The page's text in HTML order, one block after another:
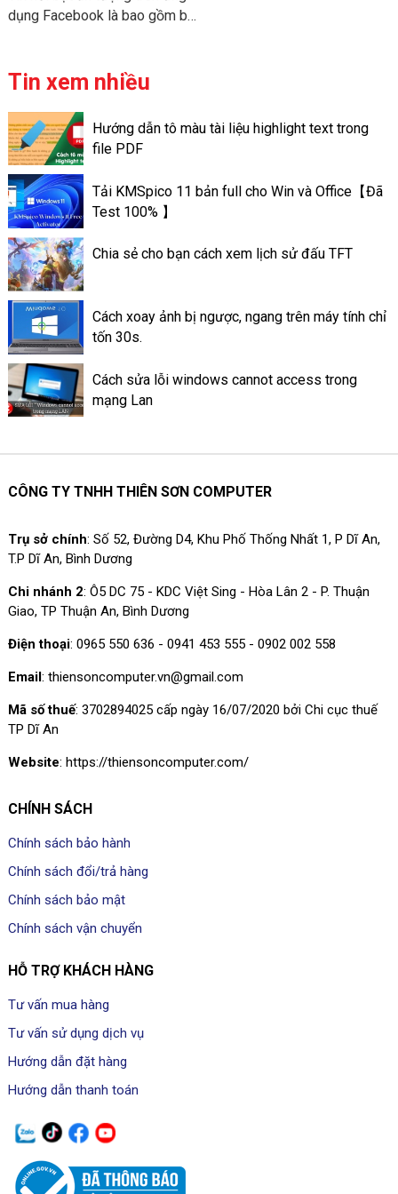
video đa nền tảng nhé!
dụng Facebook là bao gồm bộ
động lưu trữ ngay cả ở trên
với ứng dụng Story Facebook
là chỉ có lưu giữ trong thời
gian nhất định nào đó. Chỉ là
trong vòng 24h. Các tin nổi bật
ấn tượng trên Facebook lại có
thể lưu trữ lâu dài, đến lúc bạn
xóa đi. Cách làm Thao tác tạo
tin nổi bật trên ứng dụng
Facebook là làm như thế nào?
Tin xem nhiều
Hướng dẫn tô màu tài liệu highlight text trong
file PDF
Tải KMSpico 11 bản full cho Win và Office【Đã
Test 100% 】
Chia sẻ cho bạn cách xem lịch sử đấu TFT
Cách xoay ảnh bị ngược, ngang trên máy tính chỉ
tốn 30s.
Cách sửa lỗi windows cannot access trong
mạng Lan
CÔNG TY TNHH THIÊN SƠN COMPUTER
Trụ sở chính: Số 52, Đường D4, Khu Phố Thống Nhất 1, P Dĩ An,
T.P Dĩ An, Bình Dương
Chi nhánh 2: Ô5 DC 75 - KDC Việt Sing - Hòa Lân 2 - P. Thuận
Giao, TP Thuận An, Bình Dương
Điện thoại: 0965 550 636 - 0941 453 555 - 0902 002 558
Email: thiensoncomputer.vn@gmail.com
Mã số thuế: 3702894025 cấp ngày 16/07/2020 bởi Chi cục thuế
TP Dĩ An
Website: https://thiensoncomputer.com/
CHÍNH SÁCH
Chính sách bảo hành
Chính sách đổi/trả hàng
Chính sách bảo mật
Chính sách vận chuyển
HỖ TRỢ KHÁCH HÀNG
Tư vấn mua hàng
Tư vấn sử dụng dịch vụ
Hướng dẫn đặt hàng
Hướng dẫn thanh toán